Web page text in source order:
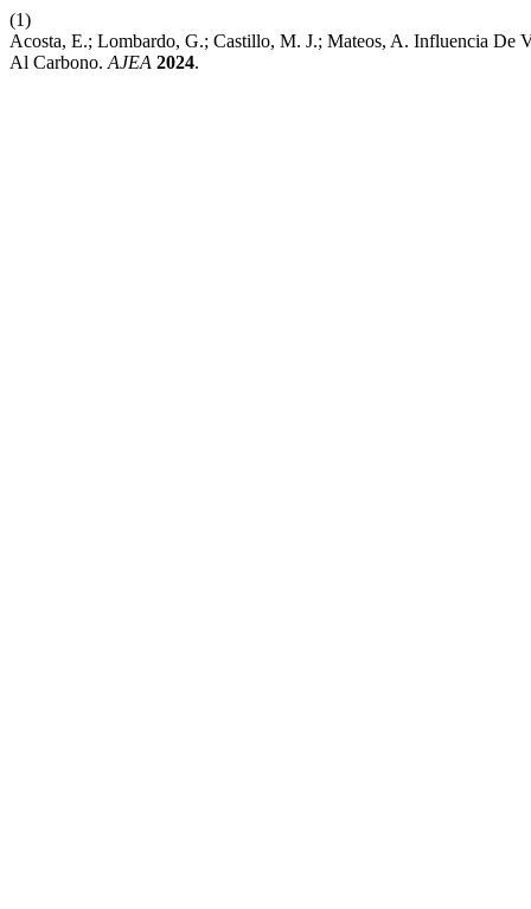
(1)
Acosta, E.; Lombardo, G.; Castillo, M. J.; Mateos, A. Influencia De
Al Carbono. AJEA 2024.